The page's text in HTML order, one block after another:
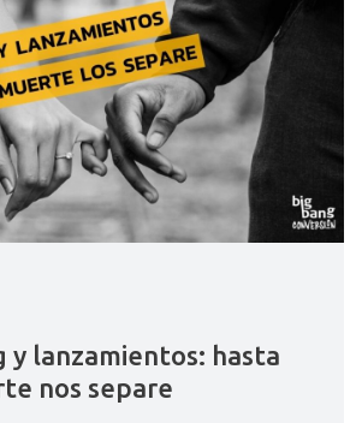
y lanzamientos: hasta
nos separe